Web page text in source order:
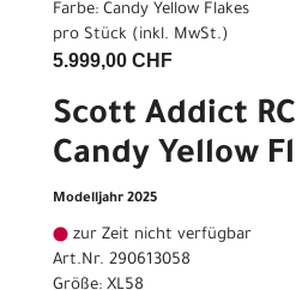
Farbe: Candy Yellow Flakes
pro Stück (inkl. MwSt.)
5.999,00 CHF
Scott Addict
Candy Yellow
Modelljahr 2025
zur Zeit nicht verfügbar
Art.Nr. 290613058
Größe: XL58